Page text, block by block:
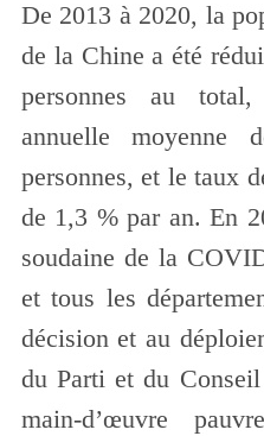
De 2013 à 2020, la
de la Chine a été
personnes au
annuelle moyenne
personnes, et le taux
de 1,3 % par an. En
soudaine de la
et tous les
décision et au
du Parti et du
main-d’œuvre